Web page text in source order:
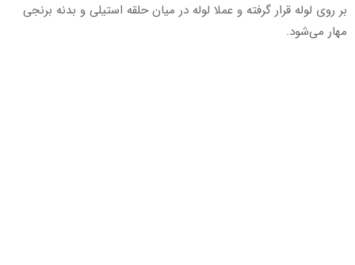
بر روی لوله قرار گرفته و عملا لوله در میان حلقه استیلی و بدنه برنجی
مهار می‌شود.